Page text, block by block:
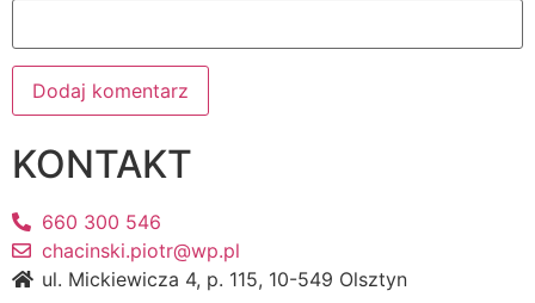
KONTAKT
660 300 546
chacinski.piotr@wp.pl
ul. Mickiewicza 4, p. 115, 10-549 Olsztyn